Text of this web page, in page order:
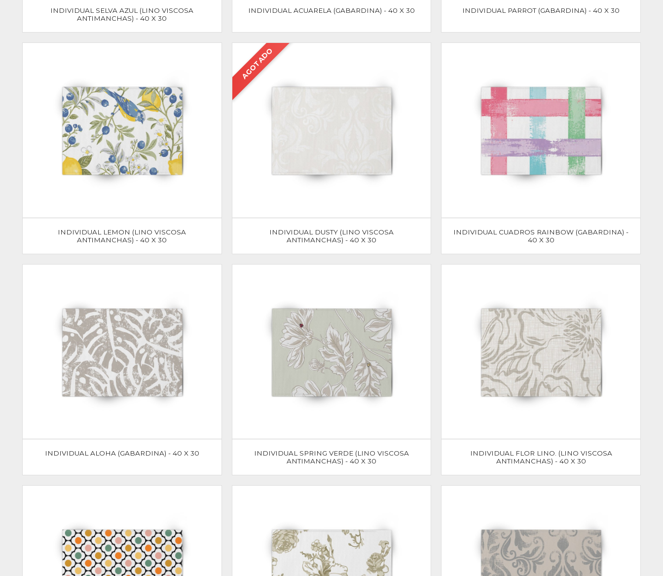
INDIVIDUAL SELVA AZUL (LINO VISCOSA
ANTIMANCHAS) - 40 X 30
INDIVIDUAL ACUARELA (GABARDINA) - 40 X 30 INDIVIDUAL PARROT (GABARDINA) - 40 X 30
INDIVIDUAL LEMON (LINO VISCOSA
ANTIMANCHAS) - 40 X 30
AGOTADO
INDIVIDUAL DUSTY (LINO VISCOSA
ANTIMANCHAS) - 40 X 30
INDIVIDUAL CUADROS RAINBOW (GABARDINA) -
40 X 30
INDIVIDUAL ALOHA (GABARDINA) - 40 X 30
INDIVIDUAL SPRING VERDE (LINO VISCOSA
ANTIMANCHAS) - 40 X 30
INDIVIDUAL FLOR LINO. (LINO VISCOSA
ANTIMANCHAS) - 40 X 30